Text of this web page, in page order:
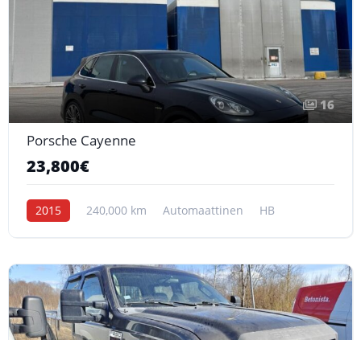
16
Porsche Cayenne
23,800€
2015 240,000 km Automaattinen HB